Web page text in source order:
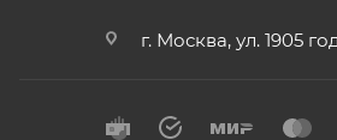
г. Москва, ул. 1905